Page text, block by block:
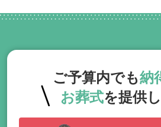
ご予算内でも納
お葬式を提供し